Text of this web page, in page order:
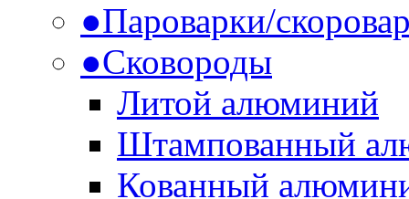
●Пароварки/
●Сковороды
Литой алюминий
Штампованный
Кованный